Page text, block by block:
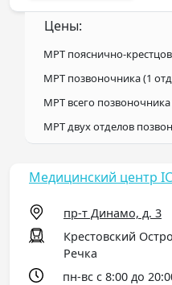
Цены:
МРТ пояснично-
МРТ позвоночника (1
МРТ всего позвоночника
МРТ двух отделов
Медицинский центр
пр-т Динамо, д. 3
Крестовский
Речка
пн-вс с 8:00 до